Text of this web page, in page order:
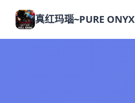
真红玛瑙~PURE ONYX